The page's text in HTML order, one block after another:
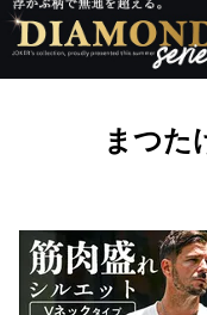
まつた